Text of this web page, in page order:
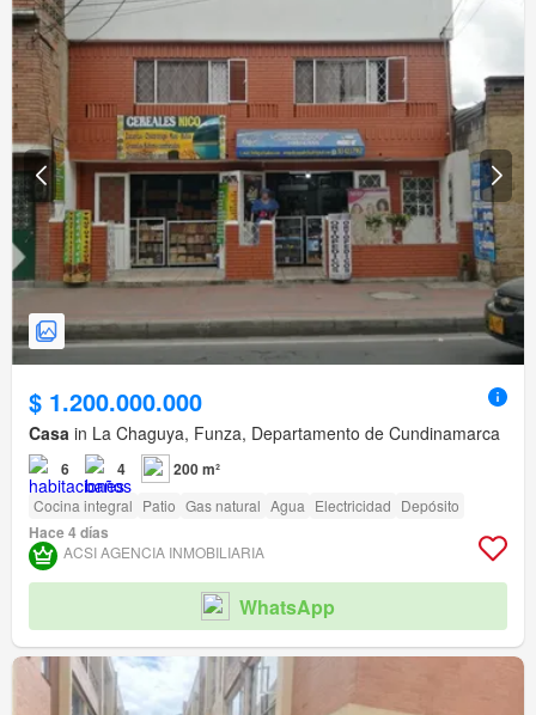
$ 1.200.000.000
Casa in La Chaguya, Funza, Departamento de Cundinamarca
6 4 200 m²
Cocina integral Patio Gas natural Agua Electricidad Depósito
Hace 4 días
ACSI AGENCIA INMOBILIARIA
WhatsApp